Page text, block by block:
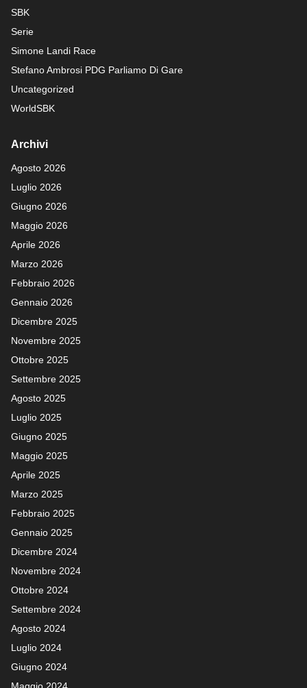
SBK
Serie
Simone Landi Race
Stefano Ambrosi PDG Parliamo Di Gare
Uncategorized
WorldSBK
Archivi
Agosto 2026
Luglio 2026
Giugno 2026
Maggio 2026
Aprile 2026
Marzo 2026
Febbraio 2026
Gennaio 2026
Dicembre 2025
Novembre 2025
Ottobre 2025
Settembre 2025
Agosto 2025
Luglio 2025
Giugno 2025
Maggio 2025
Aprile 2025
Marzo 2025
Febbraio 2025
Gennaio 2025
Dicembre 2024
Novembre 2024
Ottobre 2024
Settembre 2024
Agosto 2024
Luglio 2024
Giugno 2024